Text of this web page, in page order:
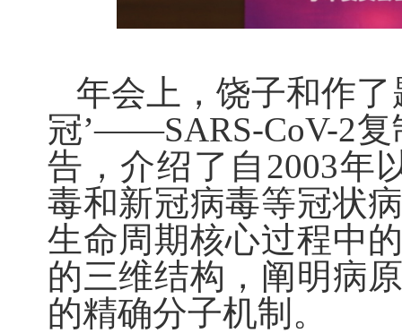
年会上，饶子和作了
冠’——SARS-CoV-2复
告，介绍了自 2003年
毒和新冠病毒等冠状
生命周期核心过程中
的三维结构，阐明病
的精确分子机制。